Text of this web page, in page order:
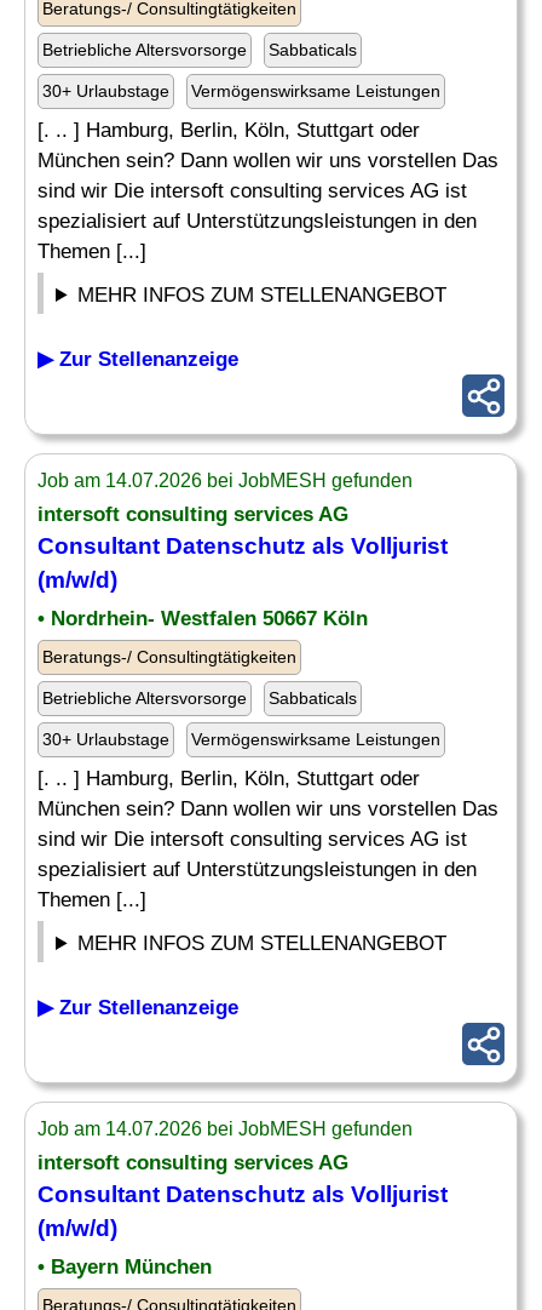
Beratungs-/ Consultingtätigkeiten
Betriebliche Altersvorsorge Sabbaticals
30+ Urlaubstage Vermögenswirksame Leistungen
[. .. ] Hamburg, Berlin, Köln, Stuttgart oder
München sein? Dann wollen wir uns vorstellen Das
sind wir Die intersoft consulting services AG ist
spezialisiert auf Unterstützungsleistungen in den
Themen [...]
MEHR INFOS ZUM STELLENANGEBOT
▶ Zur Stellenanzeige
Job am 14.07.2026 bei JobMESH gefunden
intersoft consulting services AG
Consultant Datenschutz als Volljurist
(m/w/d)
• Nordrhein- Westfalen 50667 Köln
Beratungs-/ Consultingtätigkeiten
Betriebliche Altersvorsorge Sabbaticals
30+ Urlaubstage Vermögenswirksame Leistungen
[. .. ] Hamburg, Berlin, Köln, Stuttgart oder
München sein? Dann wollen wir uns vorstellen Das
sind wir Die intersoft consulting services AG ist
spezialisiert auf Unterstützungsleistungen in den
Themen [...]
MEHR INFOS ZUM STELLENANGEBOT
▶ Zur Stellenanzeige
Job am 14.07.2026 bei JobMESH gefunden
intersoft consulting services AG
Consultant Datenschutz als Volljurist
(m/w/d)
• Bayern München
Beratungs-/ Consultingtätigkeiten